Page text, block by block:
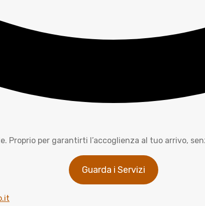
Proprio per garantirti l’accoglienza al tuo arrivo,
Guarda i Servizi